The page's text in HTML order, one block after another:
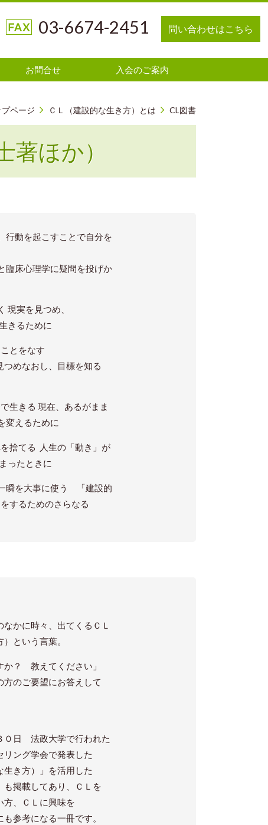
03-6674-2451 問い合わせはこちら
お問合せ 入会のご案内
プページ ＣＬ（建設的な生き方）とは CL図書
著ほか）
行動を起こすことで自分を
臨床心理学に疑問を投げか
実を見つめ、
るために
とをなす
なおし、目標を知る
生きる 現在、あるがまま
えるために
捨てる 人生の「動き」が
たときに
瞬を大事に使う 「建設的
るためのさらなる
かに時々、出てくるＣＬ
）という言葉。
か？ 教えてください」
方のご要望にお答えして
０日 法政大学で行われた
リング学会で発表した
生き方）」を活用した
も掲載してあり、ＣＬを
方、ＣＬに興味を
参考になる一冊です。